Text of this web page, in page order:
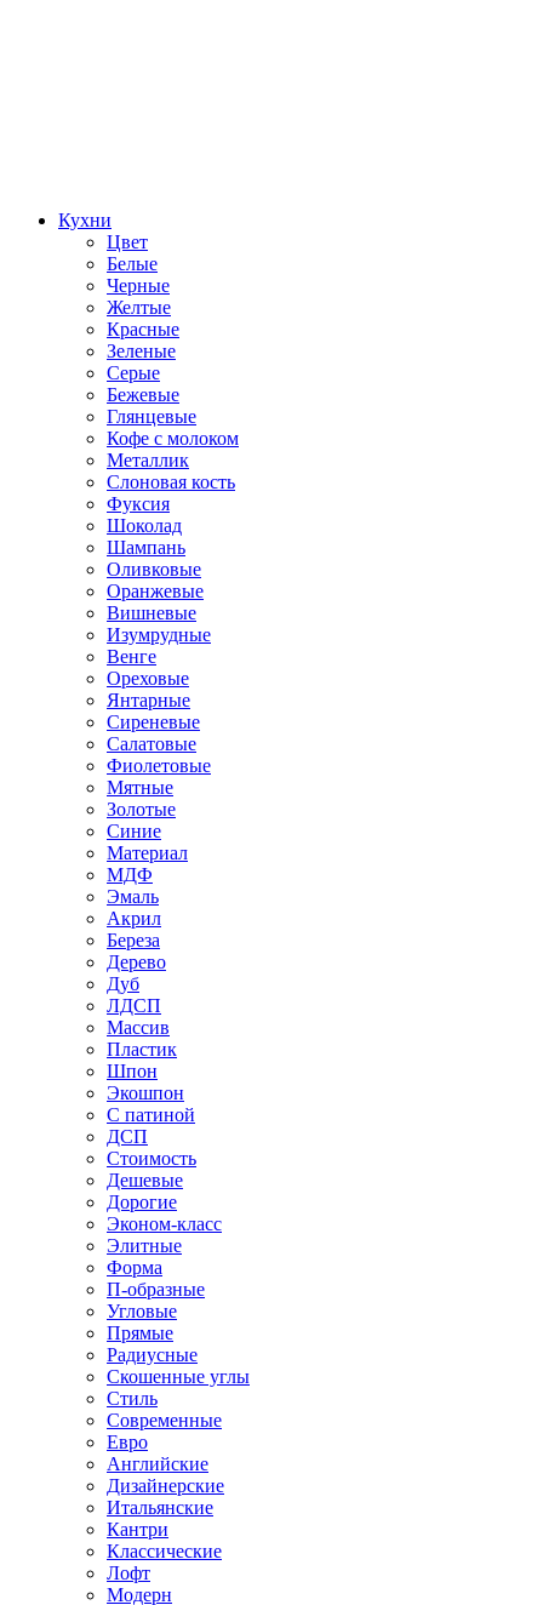
Кухни
Цвет
Белые
Черные
Желтые
Красные
Зеленые
Серые
Бежевые
Глянцевые
Кофе с молоком
Металлик
Слоновая кость
Фуксия
Шоколад
Шампань
Оливковые
Оранжевые
Вишневые
Изумрудные
Венге
Ореховые
Янтарные
Сиреневые
Салатовые
Фиолетовые
Мятные
Золотые
Синие
Материал
МДФ
Эмаль
Акрил
Береза
Дерево
Дуб
ЛДСП
Массив
Пластик
Шпон
Экошпон
С патиной
ДСП
Стоимость
Дешевые
Дорогие
Эконом-класс
Элитные
Форма
П-образные
Угловые
Прямые
Радиусные
Скошенные углы
Стиль
Современные
Евро
Английские
Дизайнерские
Итальянские
Кантри
Классические
Лофт
Модерн